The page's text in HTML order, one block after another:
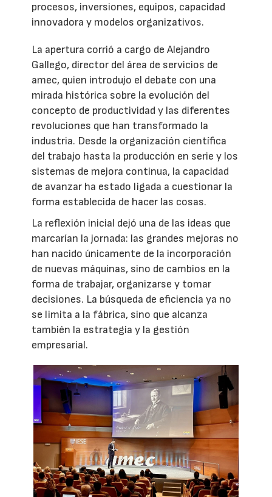
procesos, inversiones, equipos, capacidad
innovadora y modelos organizativos.
La apertura corrió a cargo de Alejandro
Gallego, director del área de servicios de
amec, quien introdujo el debate con una
mirada histórica sobre la evolución del
concepto de productividad y las diferentes
revoluciones que han transformado la
industria. Desde la organización científica
del trabajo hasta la producción en serie y los
sistemas de mejora continua, la capacidad
de avanzar ha estado ligada a cuestionar la
forma establecida de hacer las cosas.
La reflexión inicial dejó una de las ideas que
marcarían la jornada: las grandes mejoras no
han nacido únicamente de la incorporación
de nuevas máquinas, sino de cambios en la
forma de trabajar, organizarse y tomar
decisiones. La búsqueda de eficiencia ya no
se limita a la fábrica, sino que alcanza
también la estrategia y la gestión
empresarial.